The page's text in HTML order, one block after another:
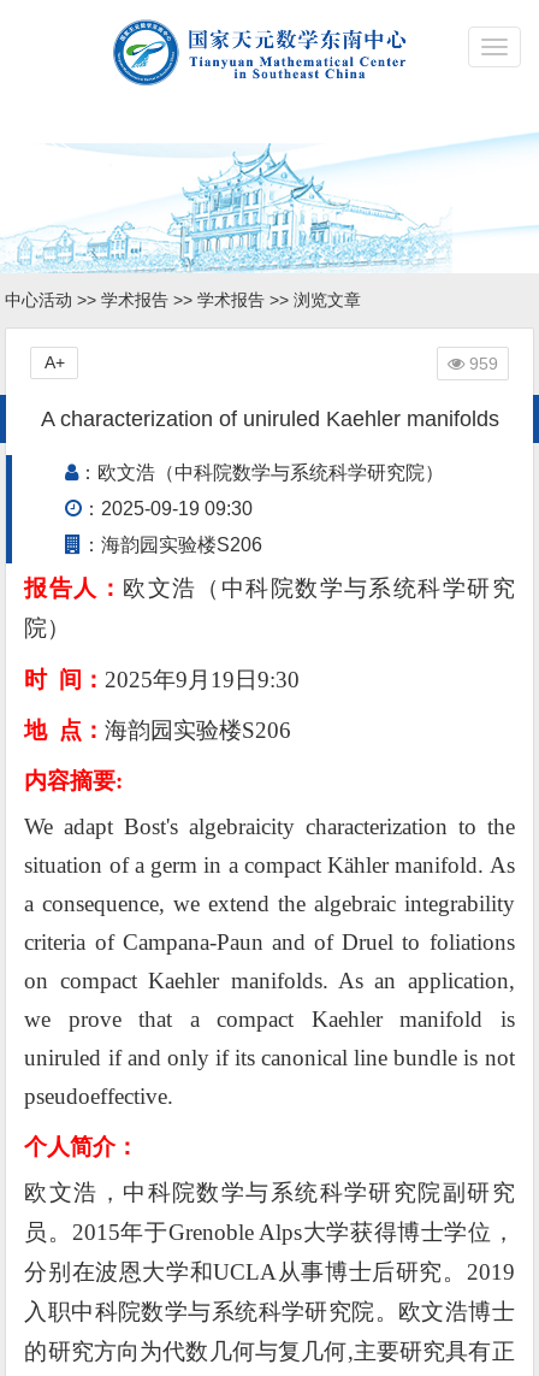
中心活动 >>学术报告 >>学术报告 >> 浏览文章
A characterization of uniruled Kaehler manifolds
959
A+
：欧文浩（中科院数学与系统科学研究院）
：2025-09-19 09:30
：海韵园实验楼S206
报告人： 欧文浩 （中科院数学与系统科学研究
院）
时 间： 2025年9 月 19 日9:30
地 点：海韵园实验楼S206
内容摘要:
We adapt Bost's algebraicity characterization to the
situation of a germ in a compact Kähler manifold. As
a consequence, we extend the algebraic integrability
criteria of Campana-Paun and of Druel to foliations
on compact Kaehler manifolds. As an application,
we prove that a compact Kaehler manifold is
uniruled if and only if its canonical line bundle is not
pseudoeffective.
个人简介：
欧文浩，中科院数学与系统科学研究院副研究
员。 2015年于Grenoble Alps大学获得博士学位，
分别在波恩大学和UCLA 从事博士后研究。 2019
入职中科院数学与系统科学研究院。欧文浩博士
的研究方向为代数几何与复几何,主要研究具有正